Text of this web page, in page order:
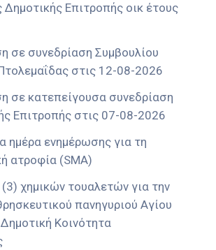
Δημοτικής Επιτροπής οικ έτους
σε συνεδρίαση Συμβουλίου
στις 12-08-2026
σε κατεπείγουσα συνεδρίαση
Επιτροπής στις 07-08-2026
ημέρα ενημέρωσης για τη
ατροφία (SMA)
χημικών τουαλετών για την
πανηγυριού Αγίου
Κοινότητα